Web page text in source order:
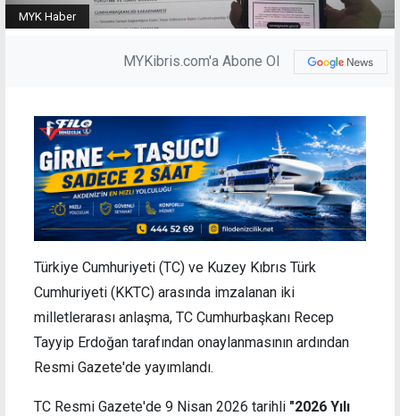
MYK Haber
MYKibris.com'a Abone Ol
Türkiye Cumhuriyeti (TC) ve Kuzey Kıbrıs Türk
Cumhuriyeti (KKTC) arasında imzalanan iki
milletlerarası anlaşma, TC Cumhurbaşkanı Recep
Tayyip Erdoğan tarafından onaylanmasının ardından
Resmi Gazete'de yayımlandı.
TC Resmi Gazete'de 9 Nisan 2026 tarihli "2026 Yılı